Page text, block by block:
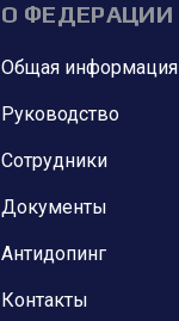
О ФЕДЕРАЦИИ
Общая информация
Руководство
Сотрудники
Документы
Антидопинг
Контакты